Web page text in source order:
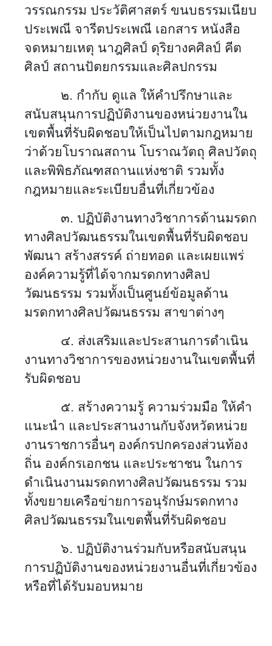
วรรณกรรม ประวัติศาสตร์ ขนบธรรมเนียบ
ประเพณี จารีตประเพณี เอกสาร หนังสือ
จดหมายเหตุ นาฎศิลป์ ดุริยางคศิลป์ คีต
ศิลป์ สถานปัตยกรรมและศิลปกรรม
๒. กำกับ ดูแล ให้คำปรึกษาและ
สนับสนุนการปฏิบัติงานของหน่วยงานใน
เขตพื้นที่รับผิดชอบให้เป็นไปตามกฎหมาย
ว่าด้วยโบราณสถาน โบราณวัตถุ ศิลปวัตถุ
และพิพิธภัณฑสถานแห่งชาติ รวมทั้ง
กฎหมายและระเบียบอื่นที่เกี่ยวข้อง
๓. ปฏิบัติงานทางวิชาการด้านมรดก
ทางศิลปวัฒนธรรมในเขตพื้นที่รับผิดชอบ
พัฒนา สร้างสรรค์ ถ่ายทอด และเผยแพร่
องค์ความรู้ที่ได้จากมรดกทางศิลป
วัฒนธรรม รวมทั้งเป็นศูนย์ข้อมูลด้าน
มรดกทางศิลปวัฒนธรรม สาขาต่างๆ
๔. ส่งเสริมและประสานการดำเนิน
งานทางวิชาการของหน่วยงานในเขตพื้นที่
รับผิดชอบ
๕. สร้างความรู้ ความร่วมมือ ให้คำ
แนะนำ และประสานงานกับจังหวัดหน่วย
งานราชการอื่นๆ องค์กรปกครองส่วนท้อง
ถิ่น องค์กรเอกชน และประชาชน ในการ
ดำเนินงานมรดกทางศิลปวัฒนธรรม รวม
ทั้งขยายเครือข่ายการอนุรักษ์มรดกทาง
ศิลปวัฒนธรรมในเขตพื้นที่รับผิดชอบ
๖. ปฏิบัติงานร่วมกับหรือสนับสนุน
การปฏิบัติงานของหน่วยงานอื่นที่เกี่ยวข้อง
หรือที่ได้รับมอบหมาย